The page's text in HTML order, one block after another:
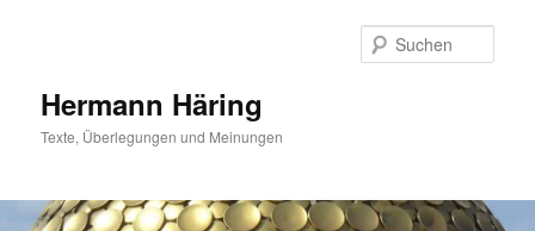
Hermann Häring
Texte, Überlegungen und Meinungen